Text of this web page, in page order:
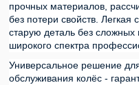
прочных материалов,
без потери свойств. Легкая
старую деталь без
широкого спектра
Универсальное решение
обслуживания колёс -